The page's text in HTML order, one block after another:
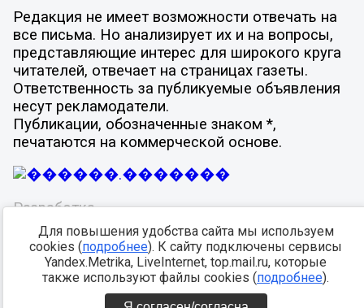
Редакция не имеет возможности отвечать на
все письма. Но анализирует их и на вопросы,
представляющие интерес для широкого круга
читателей, отвечает на страницах газеты.
Ответственность за публикуемые объявления
несут рекламодатели.
Публикации, обозначенные знаком *,
печатаются на коммерческой основе.
Разработка -
Для повышения удобства сайта мы используем
cookies (подробнее). К сайту подключены сервисы
Yandex.Metrika, LiveInternet, top.mail.ru, которые
также используют файлы cookies (подробнее).